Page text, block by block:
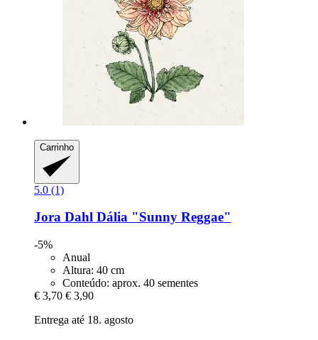
Carrinho
5.0 (1)
Jora Dahl Dália "Sunny Reggae"
-5%
Anual
Altura: 40 cm
Conteúdo: aprox. 40 sementes
€ 3,70 € 3,90
Entrega até 18. agosto